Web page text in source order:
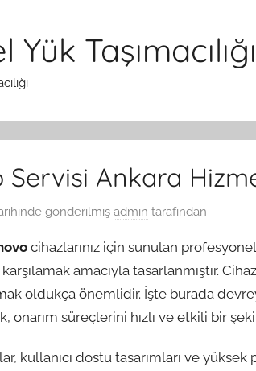
Taşımacılığı
Servisi Ankara
gönderilmiş admin tarafından
cihazlarınız için sunulan
amacıyla tasarlanmıştır.
oldukça önemlidir. İşte burada
onarım süreçlerini hızlı ve etkili bir
kullanıcı dostu tasarımları ve